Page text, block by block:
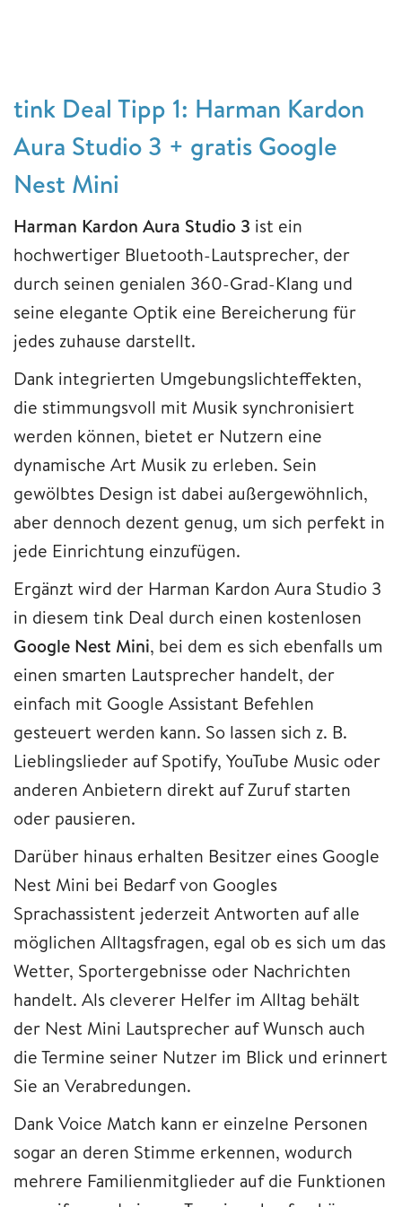
tink Deal Tipp 1: Harman Kardon
Aura Studio 3 + gratis Google
Nest Mini
Harman Kardon Aura Studio 3 ist ein
hochwertiger Bluetooth-Lautsprecher, der
durch seinen genialen 360-Grad-Klang und
seine elegante Optik eine Bereicherung für
jedes zuhause darstellt.
Dank integrierten Umgebungslichteffekten,
die stimmungsvoll mit Musik synchronisiert
werden können, bietet er Nutzern eine
dynamische Art Musik zu erleben. Sein
gewölbtes Design ist dabei außergewöhnlich,
aber dennoch dezent genug, um sich perfekt in
jede Einrichtung einzufügen.
Ergänzt wird der Harman Kardon Aura Studio 3
in diesem tink Deal durch einen kostenlosen
Google Nest Mini, bei dem es sich ebenfalls um
einen smarten Lautsprecher handelt, der
einfach mit Google Assistant Befehlen
gesteuert werden kann. So lassen sich z. B.
Lieblingslieder auf Spotify, YouTube Music oder
anderen Anbietern direkt auf Zuruf starten
oder pausieren.
Darüber hinaus erhalten Besitzer eines Google
Nest Mini bei Bedarf von Googles
Sprachassistent jederzeit Antworten auf alle
möglichen Alltagsfragen, egal ob es sich um das
Wetter, Sportergebnisse oder Nachrichten
handelt. Als cleverer Helfer im Alltag behält
der Nest Mini Lautsprecher auf Wunsch auch
die Termine seiner Nutzer im Blick und erinnert
Sie an Verabredungen.
Dank Voice Match kann er einzelne Personen
sogar an deren Stimme erkennen, wodurch
mehrere Familienmitglieder auf die Funktionen